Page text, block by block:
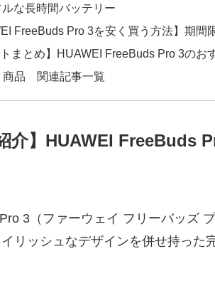
な長時間バッテリー
FreeBuds Pro 3を安く買う方法】期間
トまとめ】HUAWEI FreeBuds Pro 3のお
商品 関連記事一覧
介】HUAWEI FreeBuds
3（ファーウェイ フリーバッズ
リッシュなデザインを併せ持った